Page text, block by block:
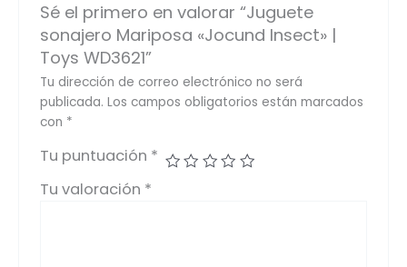
Sé el primero en valorar “Juguete
sonajero Mariposa «Jocund Insect» |
Toys WD3621”
Tu dirección de correo electrónico no será
publicada. Los campos obligatorios están marcados
con *
Tu puntuación *
Tu valoración *